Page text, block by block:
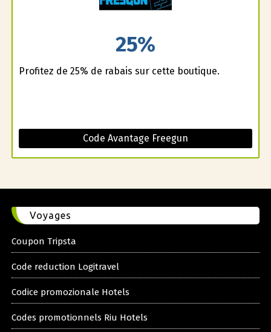
25%
Profitez de 25% de rabais sur cette boutique.
Code Avantage Freegun
Voyages
Coupon Tripsta
Code reduction Logitravel
Codice promozionale Hotels
Codes promotionnels Riu Hotels